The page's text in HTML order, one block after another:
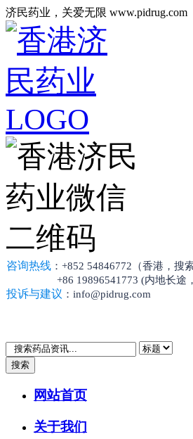
济民药业，关爱无限 www.pidrug.com
咨询热线 ：+852 54846772（香港，搜
+86 19896541773 (内地长途，
投诉与建议 ：info@pidrug.com
搜索
网站首页
关于我们